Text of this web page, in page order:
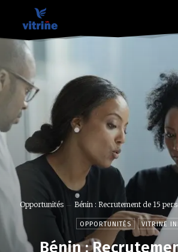
Opportunités Bénin : Recrutement de 15
OPPORTUNITÉS VITRINE
Bénin :